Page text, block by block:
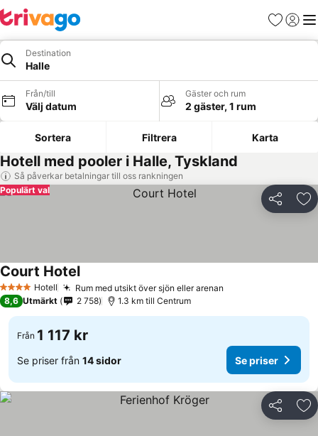
Favoriter
Logga
Destination
Halle
Från/till
Välj datum
Gäster och rum
2 gäster, 1 rum
Sortera Filtrera Karta
Hotell med pooler i Halle, Tyskland
Så påverkar betalningar till oss rankningen
Dela
Populärt val
4 StjärnorHotell Rum med utsikt över sjön eller arenan
Court Hotel
8,6 Utmärkt 2 758 1.3 km till Centrum
Från 1 117 kr
Se priser från 14 sidor Se priser
Dela